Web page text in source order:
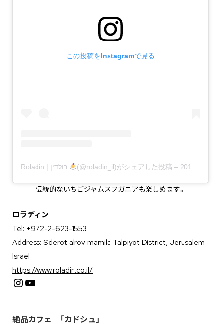
この投稿をInstagramで見る
(@roladin_il)がシェアした投稿 – 2019年11月月5日午前12時01分PST
伝統的ないちごジャムスフガニアも楽しめます。
ロラディン
Tel: +972-2-623-1553
Address: Sderot alrov mamila Talpiyot District, Jerusalem
Israel
https://www.roladin.co.il/
Instagram
YouTube
絶品カフェ 「カドシュ」